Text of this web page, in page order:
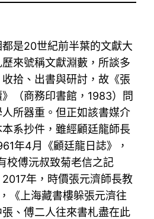
是20世紀前半葉的文獻大
來號稱文獻淵藪，所談多
拾、出書與研討，故《張
（商務印書館，1983）問
所器重。但正如該書媒介
系抄件，雖經顧廷龍師長
年4月《顧廷龍日誌》，
校傅沅叔致菊老信之記
年，時價張元濟師長教
《上海藏書樓躲張元濟往
、傅二人往來書札盡在此